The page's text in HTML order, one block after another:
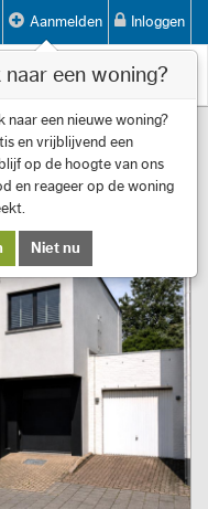
Aanmelden Inloggen
Toggle
Next Last
een woning?
naar een nieuwe woning?
en vrijblijvend een
op de hoogte van ons
en reageer op de woning
Niet nu